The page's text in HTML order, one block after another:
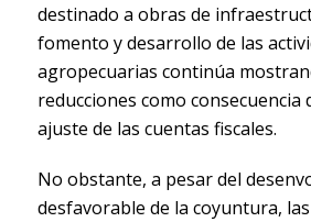
destinado a obras de
fomento y desarrollo de las
agropecuarias continúa
reducciones como consecuencia
ajuste de las cuentas fiscales.
No obstante, a pesar del
desfavorable de la coyuntura,